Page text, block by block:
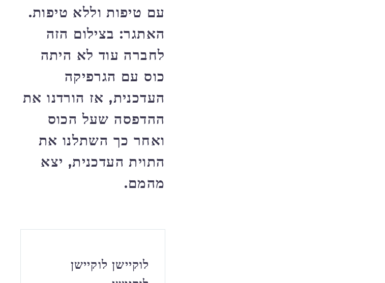
עם טיפות וללא טיפות.
האתגר: בצילום הזה
לחברה עוד לא היתה
כוס עם הגרפיקה
העדכנית, אז הורדנו את
ההדפסה שעל הכוס
ואחר כך השתלנו את
התוית העדכנית, יצא
מהמם.
לוקיישן לוקיישן